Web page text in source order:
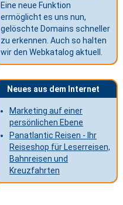
Eine neue Funktion
ermöglicht es uns nun,
gelöschte Domains schneller
zu erkennen. Auch so halten
wir den Webkatalog aktuell.
Neues aus dem Internet
Marketing auf einer
persönlichen Ebene
Panatlantic Reisen - Ihr
Reiseshop für Leserreisen,
Bahnreisen und
Kreuzfahrten